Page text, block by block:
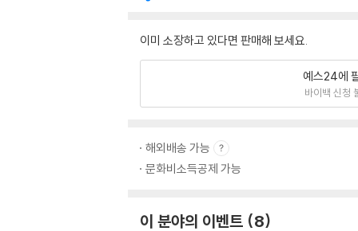
이미 소장하고 있다면 판매해 보세요.
예스24에
바이백 신청
해외배송 가능
문화비소득공제 가능
이 분야의 이벤트 8